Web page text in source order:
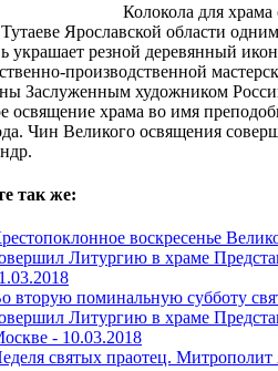
Колокола для
Тутаеве Ярославской области
украшает резной деревянный
производственной
Заслуженным художником
освящение храма во имя
Чин Великого освящения
так же:
воскресенье
Литургию в храме
вторую поминальную субботу
Литургию в храме
- 10.03.2018
святых праотец.